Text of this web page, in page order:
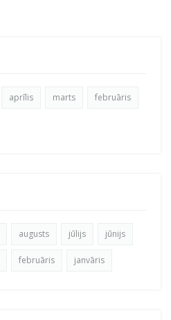
aprīlis marts februāris
augusts jūlijs jūnijs
februāris janvāris